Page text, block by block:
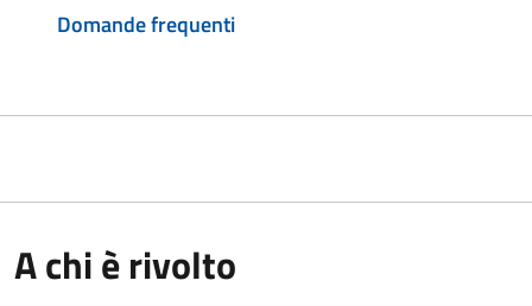
Domande frequenti
A chi è rivolto